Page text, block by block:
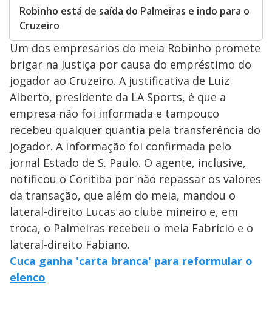
Robinho está de saída do Palmeiras e indo para o
Cruzeiro
Um dos empresários do meia Robinho promete
brigar na Justiça por causa do empréstimo do
jogador ao Cruzeiro. A justificativa de Luiz
Alberto, presidente da LA Sports, é que a
empresa não foi informada e tampouco
recebeu qualquer quantia pela transferência do
jogador. A informação foi confirmada pelo
jornal Estado de S. Paulo. O agente, inclusive,
notificou o Coritiba por não repassar os valores
da transação, que além do meia, mandou o
lateral-direito Lucas ao clube mineiro e, em
troca, o Palmeiras recebeu o meia Fabrício e o
lateral-direito Fabiano.
Cuca ganha 'carta branca' para reformular o
elenco